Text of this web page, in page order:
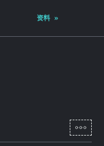
资料 »
[zh-